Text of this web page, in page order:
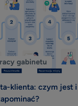
gabinetu
klienta: czym jest